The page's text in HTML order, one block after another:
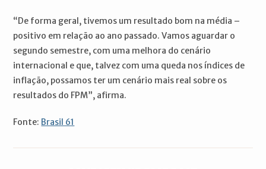
“De forma geral, tivemos um resultado bom na média –
positivo em relação ao ano passado. Vamos aguardar o
segundo semestre, com uma melhora do cenário
internacional e que, talvez com uma queda nos índices de
inflação, possamos ter um cenário mais real sobre os
resultados do FPM”, afirma.
Fonte: Brasil 61